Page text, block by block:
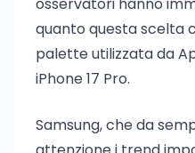
quanto questa scelta
palette utilizzata da
iPhone 17 Pro.
Samsung, che da